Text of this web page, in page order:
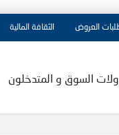
العروض الثقافة المالية
السوق و المتدخلون